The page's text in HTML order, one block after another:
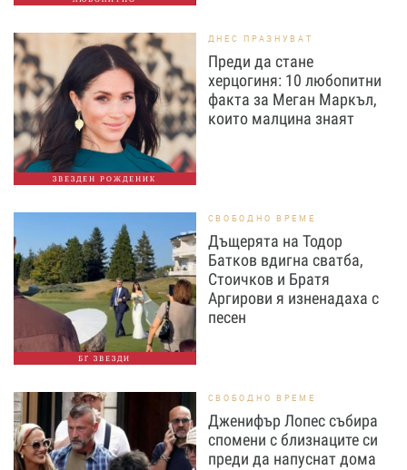
ЗВЕЗДЕН РОЖДЕНИК
ДНЕС ПРАЗНУВАТ
Преди да стане
херцогиня: 10 любопитни
факта за Меган Маркъл,
които малцина знаят
БГ ЗВЕЗДИ
СВОБОДНО ВРЕМЕ
Дъщерята на Тодор
Батков вдигна сватба,
Стоичков и Братя
Аргирови я изненадаха с
песен
СВОБОДНО ВРЕМЕ
Дженифър Лопес събира
спомени с близнаците си
преди да напуснат дома